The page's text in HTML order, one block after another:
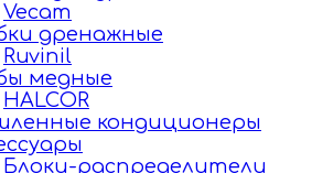
Vecam
дренажные
Ruvinil
медные
HALCOR
кондиционеры
Блоки-распределители